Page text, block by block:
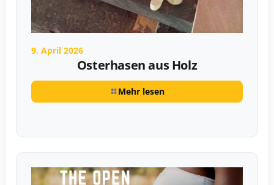
9. April 2026
Osterhasen aus Holz
Mehr lesen